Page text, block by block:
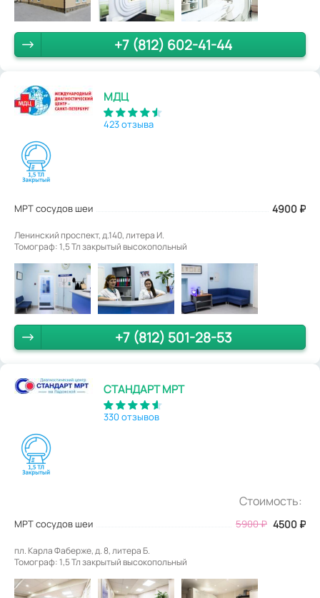
+7 (812) 602-41-44
МДЦ
423 отзыва
МРТ сосудов шеи 4900 ₽
Ленинский проспект, д.140, литера И.
Томограф: 1,5 Тл закрытый высокопольный
+7 (812) 501-28-53
СТАНДАРТ МРТ
330 отзывов
Стоимость:
МРТ сосудов шеи 5900₽ 4500 ₽
пл. Карла Фаберже, д. 8, литера Б.
Томограф: 1,5 Тл закрытый высокопольный